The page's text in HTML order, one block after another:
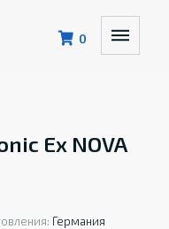
0
Ex NOVA
Германия